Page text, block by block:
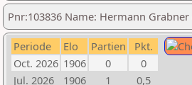
Pnr:103836 Name: Hermann Grabner
Periode Elo Partien
Pkt.
Oct. 2026 1906 0
0
Jul. 2026
1906 1
0,5